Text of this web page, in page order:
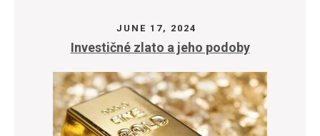
JUNE 17, 2024
Investičné zlato a jeho podoby